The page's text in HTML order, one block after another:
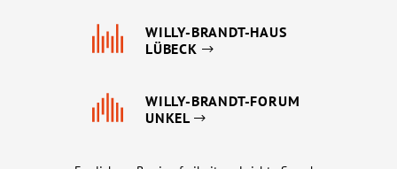
WILLY-BRANDT-HAUS
LÜBECK
WILLY-BRANDT-FORUM
UNKEL